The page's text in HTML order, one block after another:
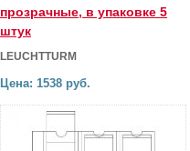
прозрачные, в упаковке 5
штук
LEUCHTTURM
Цена: 1538 руб.